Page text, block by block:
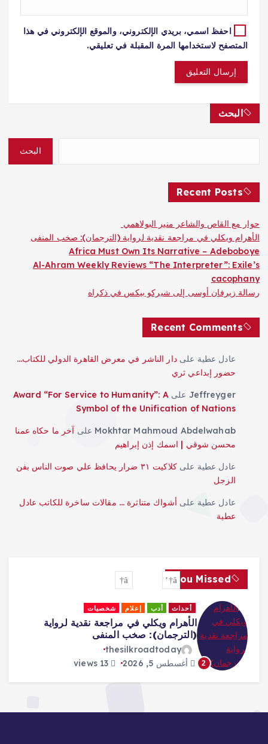
احفظ اسمي، بريدي الإلكتروني، والموقع الإلكتروني في هذا
المتصفح لاستخدامها المرة المقبلة في تعليقي.
البحث
البحث
Recent Posts
حوار مع القاص والشاعر منير البولاهمي
الأهرام ويكلي في مراجعة نقدية لرواية (الترجمان): صخب المنفى
Africa Must Own Its Narrative – Adeboboye
Al-Ahram Weekly Reviews “The Interpreter”: Exile’s
cacophany
رسالة زيرفان أوسى إلى شيركو بيكس في ذكراه
Recent Comments
عادل عطية علىدار الناشر في معرض القاهرة الدولي للكتاب…
حضور إبداعي ثري
Jeffreyger علىAward “For Service to Humanity”: A
Symbol of the Unification of Nations
Mokhtar Mahmoud Abdelwahab على آخر ما حكاه عمنا
محسن شوقي | اسمك إذن إبراهيم
عادل عطية على
كلاكيت ٣١ ضرار يحافظ علي صوت الناس بفن
الزجل
عادل عطية على أشواك متناثرة … مقالات ساخرة للكاتب عادل
عطية
You Missed
لرواية
3
أحداث إعلام جاليري
Must Own Its Narrative –
Adeboboye
thesilkroadtoday
أغسطس 5, 2026